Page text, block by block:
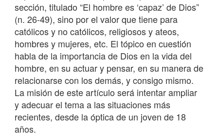
sección, titulado “El hombre es ‘capaz’ de Dios”
(n. 26-49), sino por el valor que tiene para
católicos y no católicos, religiosos y ateos,
hombres y mujeres, etc. El tópico en cuestión
habla de la importancia de Dios en la vida del
hombre, en su actuar y pensar, en su manera de
relacionarse con los demás, y consigo mismo.
La misión de este artículo será intentar ampliar
y adecuar el tema a las situaciones más
recientes, desde la óptica de un joven de 18
años.